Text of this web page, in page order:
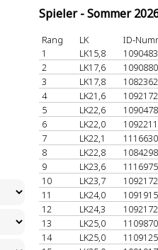
Spieler - Sommer
Rang LK
ID-
1
LK15,8
2
LK17,6
3
LK17,8
4
LK21,6
5
LK22,6
6
LK22,0
7
LK22,1
8
LK22,8
9
LK23,6
10
LK23,7
11
LK24,0
12
LK24,3
13
LK25,0
14
LK25,0